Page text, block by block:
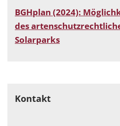
BGHplan (2024):
des
Solarparks
Kontakt